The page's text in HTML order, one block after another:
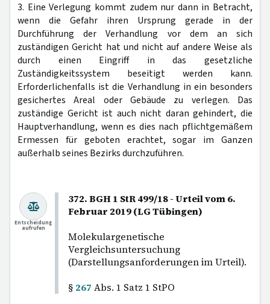
3. Eine Verlegung kommt zudem nur dann in Betracht,
wenn die Gefahr ihren Ursprung gerade in der
Durchführung der Verhandlung vor dem an sich
zuständigen Gericht hat und nicht auf andere Weise als
durch einen Eingriff in das gesetzliche
Zuständigkeitssystem beseitigt werden kann.
Erforderlichenfalls ist die Verhandlung in ein besonders
gesichertes Areal oder Gebäude zu verlegen. Das
zuständige Gericht ist auch nicht daran gehindert, die
Hauptverhandlung, wenn es dies nach pflichtgemäßem
Ermessen für geboten erachtet, sogar im Ganzen
außerhalb seines Bezirks durchzuführen.
372. BGH 1 StR 499/18 - Urteil vom 6.
Februar 2019 (LG Tübingen)
Molekulargenetische
Vergleichsuntersuchung
(Darstellungsanforderungen im Urteil).
§ 267 Abs. 1 Satz 1 StPO
Entscheidung
aufrufen